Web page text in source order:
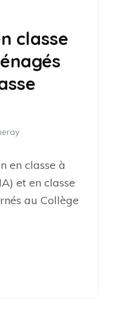
classe
en classe à
et en classe
au Collège